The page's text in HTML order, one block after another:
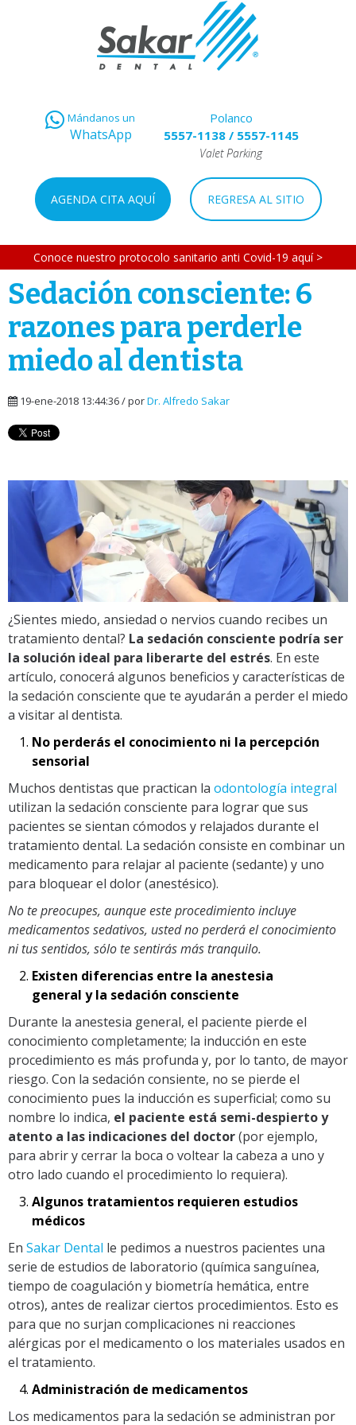
Mándanos un
WhatsApp
Polanco
5557-1138/ 5557-1145
Valet Parking
AGENDA CITA AQUÍ REGRESA AL SITIO
Conoce nuestro protocolo sanitario anti Covid-19 aquí >
Sedación consciente: 6
razones para perderle
miedo al dentista
19-ene-2018 13:44:36 / porDr. Alfredo Sakar
¿Sientes miedo, ansiedad o nervios cuando recibes un
tratamiento dental? La sedación consciente podría ser
la solución ideal para liberarte del estrés. En este
artículo, conocerá algunos beneficios y características de
la sedación consciente que te ayudarán a perder el miedo
a visitar al dentista.
No perderás el conocimiento ni la percepción
sensorial
Muchos dentistas que practican la odontología integral
utilizan la sedación consciente para lograr que sus
pacientes se sientan cómodos y relajados durante el
tratamiento dental. La sedación consiste en combinar un
medicamento para relajar al paciente (sedante) y uno
para bloquear el dolor (anestésico).
No te preocupes, aunque este procedimiento incluye
medicamentos sedativos, usted no perderá el conocimiento
ni tus sentidos, sólo te sentirás más tranquilo.
Existen diferencias entre la anestesia
general y la sedación consciente
Durante la anestesia general, el paciente pierde el
conocimiento completamente; la inducción en este
procedimiento es más profunda y, por lo tanto, de mayor
riesgo. Con la sedación consiente, no se pierde el
conocimiento pues la inducción es superficial; como su
nombre lo indica, el paciente está semi-despierto y
atento a las indicaciones del doctor(por ejemplo,
para abrir y cerrar la boca o voltear la cabeza a uno y
otro lado cuando el procedimiento lo requiera).
Algunos tratamientos requieren estudios
médicos
En Sakar Dental le pedimos a nuestros pacientes una
serie de estudios de laboratorio (química sanguínea,
tiempo de coagulación y biometría hemática, entre
otros), antes de realizar ciertos procedimientos. Esto es
para que no surjan complicaciones ni reacciones
alérgicas por el medicamento o los materiales usados en
el tratamiento.
Administración de medicamentos
Los medicamentos para la sedación se administran por